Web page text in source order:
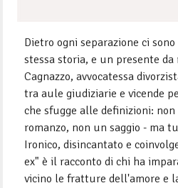
Dietro ogni separazione ci
stessa storia, e un presente
Cagnazzo, avvocatessa
tra aule giudiziarie e vicende
che sfugge alle definizioni:
romanzo, non un saggio - ma
Ironico, disincantato e
ex" è il racconto di chi ha
vicino le fratture dell'amore e